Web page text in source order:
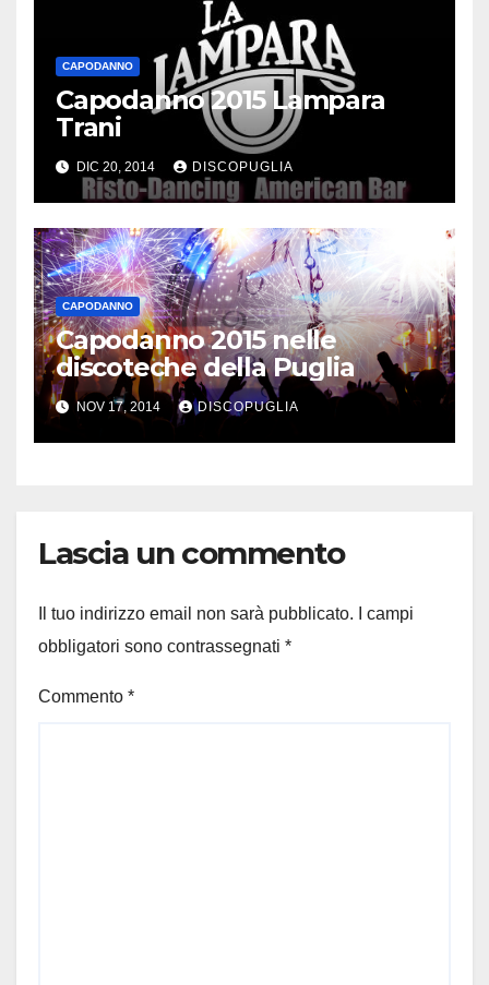
CAPODANNO
Capodanno 2015 Lampara
Trani
DIC 20, 2014 DISCOPUGLIA
CAPODANNO
Capodanno 2015 nelle
discoteche della Puglia
NOV 17, 2014 DISCOPUGLIA
Lascia un commento
Il tuo indirizzo email non sarà pubblicato.
I campi
obbligatori sono contrassegnati *
Commento *